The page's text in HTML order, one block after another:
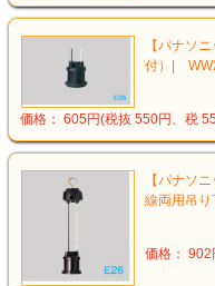
【パナソ
付）|
価格： 605円(税抜 550円、税
【パナソ
線両用吊
価格：